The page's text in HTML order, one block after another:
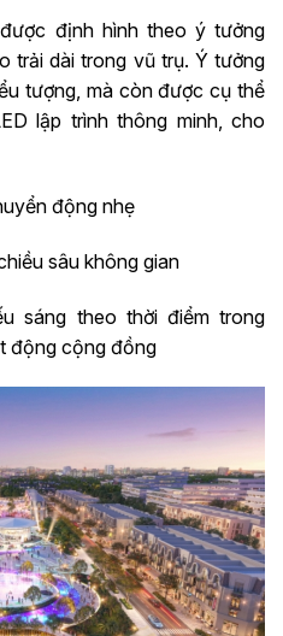
định hình theo ý tưởng
trải dài trong vũ trụ. Ý tưởng
tượng, mà còn được cụ thể
lập trình thông minh, cho
động nhẹ
sâu không gian
sáng theo thời điểm trong
động cộng đồng